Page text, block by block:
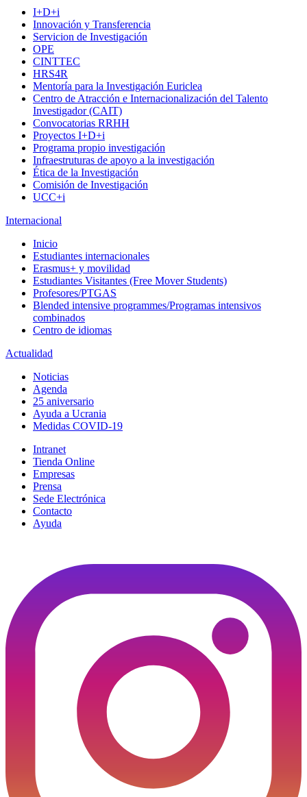
I+D+i
Innovación y Transferencia
Servicion de Investigación
OPE
CINTTEC
HRS4R
Mentoría para la Investigación Euriclea
Centro de Atracción e Internacionalización del Talento
Investigador (CAIT)
Convocatorias RRHH
Proyectos I+D+i
Programa propio investigación
Infraestruturas de apoyo a la investigación
Ética de la Investigación
Comisión de Investigación
UCC+i
Internacional
Inicio
Estudiantes internacionales
Erasmus+ y movilidad
Estudiantes Visitantes (Free Mover Students)
Profesores/PTGAS
Blended intensive programmes/Programas intensivos
combinados
Centro de idiomas
Actualidad
Noticias
Agenda
25 aniversario
Ayuda a Ucrania
Medidas COVID-19
Intranet
Tienda Online
Empresas
Prensa
Sede Electrónica
Contacto
Ayuda